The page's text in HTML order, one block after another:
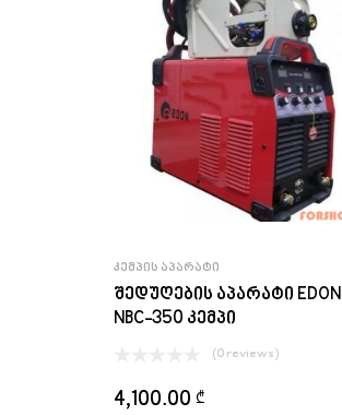
ᲙᲔᲛᲞᲘᲡ ᲐᲞᲐᲠᲐᲢᲘ
შედუღების აპარატი EDON |
NBC-350 კემპი
(0 reviews)
4,100.00 ₾